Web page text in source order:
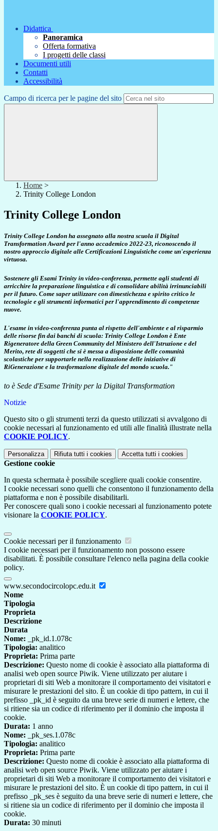
Didattica
Panoramica
Offerta formativa
I progetti delle classi
Documenti utili
Contatti
Accessibilità
Campo di ricerca per le pagine del sito
Home >
Trinity College London
Trinity College London
Trinity College London ha assegnato alla nostra scuola il Digital
Transformation Award per l'anno accademico 2022-23, riconoscendo il
nostro approccio digitale alle Certificazioni Linguistiche come un'esperienza
virtuosa.
Sostenere gli Esami Trinity in video-conferenza, permette agli studenti di
arricchire la preparazione linguistica e di consolidare abilità irrinunciabili
per il futuro. Come saper utilizzare con dimestichezza e spirito critico le
tecnologie e gli strumenti informatici per l'apprendimento di competenze
nuove.
L'esame in video-conferenza punta al rispetto dell'ambiente e al risparmio
delle risorse fin dai banchi di scuola: Trinity College London è Ente
Rigeneratore della Green Community del Ministero dell'Istruzione e del
Merito, rete di soggetti che si è messa a disposizione delle comunità
scolastiche per supportarle nella realizzazione delle iniziative di
RiGenerazione e la trasformazione digitale del mondo scuola."
to è Sede d'Esame Trinity per la Digital Transformation
Notizie
Questo sito o gli strumenti terzi da questo utilizzati si avvalgono di
cookie necessari al funzionamento ed utili alle finalità illustrate nella
COOKIE POLICY.
Personalizza Rifiuta tutti i cookies Accetta tutti i cookies
Gestione cookie
In questa schermata è possibile scegliere quali cookie consentire.
I cookie necessari sono quelli che consentono il funzionamento della
piattaforma e non è possibile disabilitarli.
Per conoscere quali sono i cookie necessari al funzionamento potete
visionare la COOKIE POLICY.
Cookie necessari per il funzionamento
I cookie necessari per il funzionamento non possono essere
disabilitati. È possibile consultare l'elenco nella pagina della cookie
policy.
www.secondocircolopc.edu.it
Nome
Tipologia
Proprieta
Descrizione
Durata
Nome: _pk_id.1.078c
Tipologia: analitico
Proprieta: Prima parte
Descrizione: Questo nome di cookie è associato alla piattaforma di
analisi web open source Piwik. Viene utilizzato per aiutare i
proprietari di siti Web a monitorare il comportamento dei visitatori e
misurare le prestazioni del sito. È un cookie di tipo pattern, in cui il
prefisso _pk_id è seguito da una breve serie di numeri e lettere, che
si ritiene sia un codice di riferimento per il dominio che imposta il
cookie.
Durata: 1 anno
Nome: _pk_ses.1.078c
Tipologia: analitico
Proprieta: Prima parte
Descrizione: Questo nome di cookie è associato alla piattaforma di
analisi web open source Piwik. Viene utilizzato per aiutare i
proprietari di siti Web a monitorare il comportamento dei visitatori e
misurare le prestazioni del sito. È un cookie di tipo pattern, in cui il
prefisso _pk_ses è seguito da una breve serie di numeri e lettere, che
si ritiene sia un codice di riferimento per il dominio che imposta il
cookie.
Durata: 30 minuti